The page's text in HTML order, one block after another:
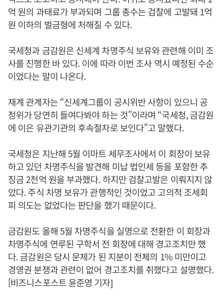
억 원의 과태료가 부과되며 그룹 총수는 검찰에 고발돼 1억
원 이하의 벌금형에 처해질 수 있다.
국세청과 금감원은 신세계 차명주식 보유와 관련해 이미 조
사를 진행한 바 있다. 이에 따라 이번 조사 역시 예정된 수순
이었다는 말이 나온다.
재계 관계자는 “신세계그룹이 공시위반 사항이 있으니 공
정위가 당연히 들여다봐야 하는 것”이라며 “국세청, 금감원
에 이은 유관기관의 후속절차로 보인다”고 말했다.
국세청은 지난해 5월 이마트 세무조사에서 이 회장이 보유
하고 있던 차명주식을 발견해 미납 법인세 등을 포함한 추
징금 2천억 원을 부과했다. 하지만 검찰고발은 이뤄지지 않
았다. 주식 차명 보유가 관행적인 것이었고 고의적 조세회
피 의도는 없었다는 판단을 했기 때문이다.
금감원도 올해 5월 차명주식을 실명으로 전환한 이 회장과
차명주식에 연루된 구학서 전 회장에 대해 경고조치만 했
다. 금감원은 당시 문제가 된 지분이 전체의 1% 미만이고
경영권 분쟁과 관련이 없어 경고조치를 취했다고 설명했다.
[비즈니스포스트 윤준영 기자]